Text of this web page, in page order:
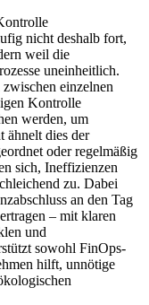
nicht deshalb fort,
weil die
uneinheitlich.
einzelnen
Kontrolle
werden, um
ähnelt dies der
oder regelmäßig
sich, Ineffizienzen
zu. Dabei
an den Tag
– mit klaren
und
sowohl FinOps-
hilft, unnötige